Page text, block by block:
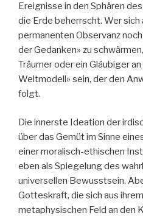
Ereignisse in den Sphären
die Erde beherrscht. Wer
permanenten Observanz
der Gedanken» zu
Träumer oder ein Gläubiger
Weltmodell» sein, der den
folgt.
Die innerste Ideation der
über das Gemüt im Sinne
einer moralisch-ethischen
eben als Spiegelung des
universellen Bewusstsein.
Gotteskraft, die sich aus
metaphysischen Feld an den